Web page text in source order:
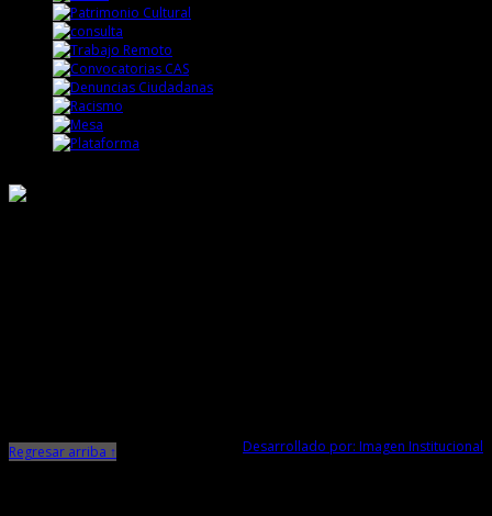
Desarrollado por: Imagen Institucional
Regresar arriba ↑